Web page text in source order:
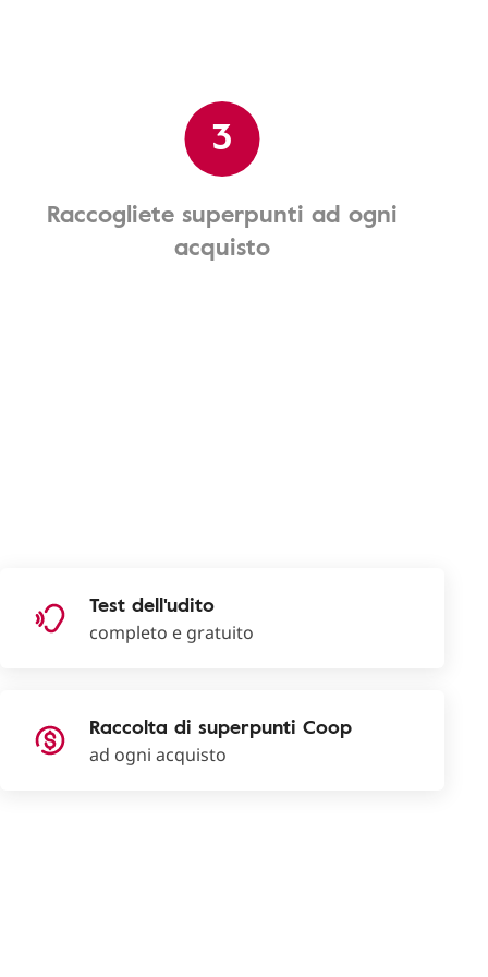
3
Raccogliete superpunti ad ogni
acquisto
Test dell'udito
completo e gratuito
Raccolta di superpunti Coop
ad ogni acquisto